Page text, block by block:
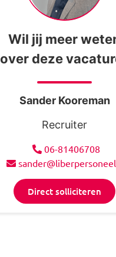
Wil jij meer
over deze
Sander Kooreman
Recruiter
06-81406708
Direct solliciteren